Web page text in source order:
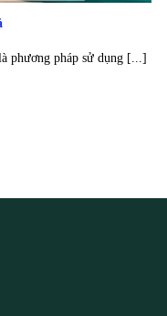
phương pháp sử dụng [...]